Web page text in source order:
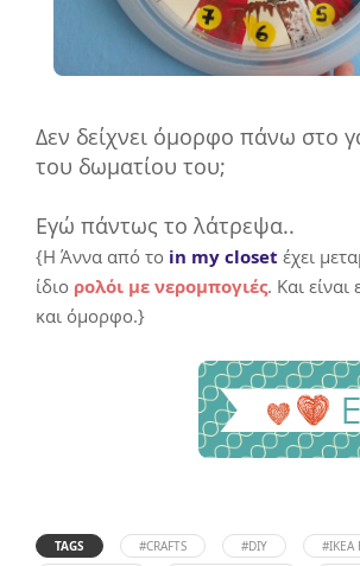
Δεν δείχνει όμορφο πάνω στο
του δωματίου του;
Εγώ πάντως το λάτρεψα..
{Η Άννα από το in my closet έχει
ίδιο ρολόι με νερομπογιές. Και είναι
και όμορφο.}
TAGS #CRAFTS #DIY
#IKEA